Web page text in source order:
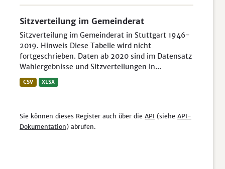
Sitzverteilung im Gemeinderat
Sitzverteilung im Gemeinderat in Stuttgart 1946-
2019. Hinweis Diese Tabelle wird nicht
fortgeschrieben. Daten ab 2020 sind im Datensatz
Wahlergebnisse und Sitzverteilungen in...
CSV XLSX
Sie können dieses Register auch über die API (siehe API-
Dokumentation) abrufen.